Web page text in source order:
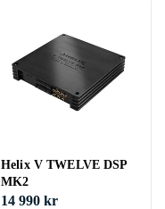
Helix V TWELVE DSP
MK2
14 990 kr